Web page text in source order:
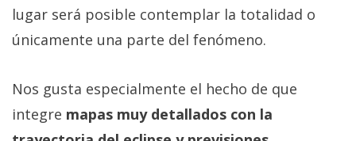
lugar será posible contemplar la totalidad o
únicamente una parte del fenómeno.
Nos gusta especialmente el hecho de que
integre mapas muy detallados con la